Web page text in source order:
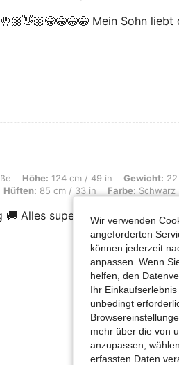
Mein Sohn liebt
124 cm / 49 in, Gewicht: 22 kg / 49
Höhe: 124 cm / 49 in Gewicht:
Hüften: 85 cm / 33 in Farbe: Schwarz
🚚 Alles super 👍
Mehr
Wir verwenden
angeforderten
können jederzeit
anpassen. Wenn
helfen, den
Ihr
unbedingt
mehr über die von
anzupassen,
erfassten Daten